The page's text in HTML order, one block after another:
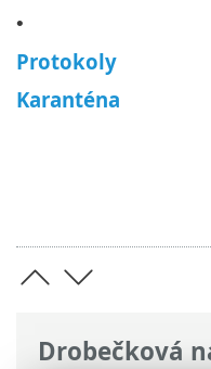
Drobečková
•
Protokoly
Karanténa